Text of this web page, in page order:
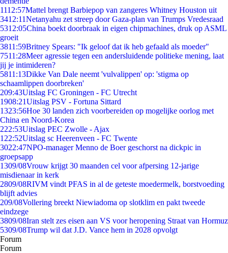
1112:57Mattel brengt Barbiepop van zangeres Whitney Houston uit
3412:11Netanyahu zet streep door Gaza-plan van Trumps Vredesraad
5312:05China boekt doorbraak in eigen chipmachines, druk op ASML
groeit
3811:59Britney Spears: "Ik geloof dat ik heb gefaald als moeder"
7511:28Meer agressie tegen een andersluidende politieke mening, laat
jij je intimideren?
5811:13Dikke Van Dale neemt 'vulvalippen' op: 'stigma op
schaamlippen doorbreken'
209:43Uitslag FC Groningen - FC Utrecht
1908:21Uitslag PSV - Fortuna Sittard
1323:56Hoe 30 landen zich voorbereiden op mogelijke oorlog met
China en Noord-Korea
222:53Uitslag PEC Zwolle - Ajax
1 22:52Uitslag sc Heerenveen - FC Twente
3022:47NPO-manager Menno de Boer geschorst na dickpic in
groepsapp
1309/08Vrouw krijgt 30 maanden cel voor afpersing 12-jarige
misdienaar in kerk
2809/08RIVM vindt PFAS in al de geteste moedermelk, borstvoeding
blijft advies
209/08Vollering breekt Niewiadoma op slotklim en pakt tweede
eindzege
3809/08Iran stelt zes eisen aan VS voor heropening Straat van Hormuz
5309/08Trump wil dat J.D. Vance hem in 2028 opvolgt
Forum
Forum